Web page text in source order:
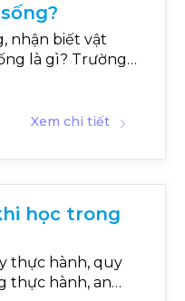
nhận biết vật
là gì? Trường
Xem chi tiết
học trong
thực hành, quy
thực hành, an